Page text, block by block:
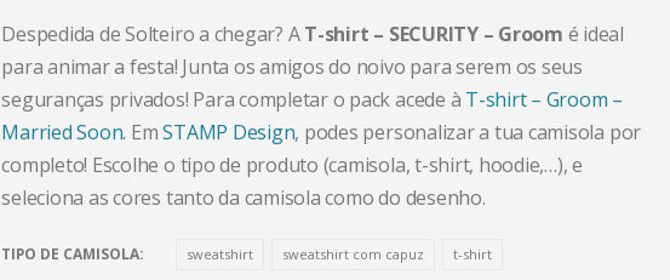
Despedida de Solteiro a chegar? AT-shirt – SECURITY – Groom é ideal
para animar a festa! Junta os amigos do noivo para serem os seus
seguranças privados! Para completar o pack acede à T-shirt – Groom –
Married Soon. EmSTAMP Design, podes personalizar a tua camisola por
completo! Escolhe o tipo de produto (camisola, t-shirt, hoodie,…), e
seleciona as cores tanto da camisola como do desenho.
TIPO DE CAMISOLA sweatshirt sweatshirt com capuz t-shirt